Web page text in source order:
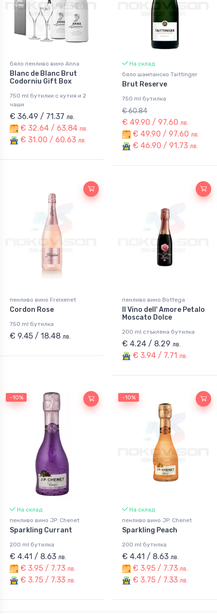
бяло пенливо вино Anna
Blanc de Blanc Brut
Codorniu Gift Box
750 ml бутилки с кутия и 2
чаши
€ 36.49 / 71.37 лв.
€ 32.64 / 63.84 лв.
€ 31.00 / 60.63 лв.
На склад
бяло шампанско Taittinger
Brut Reserve
750 ml бутилка
€ 60.84
€ 49.90 / 97.60 лв.
€ 49.90 / 97.60 лв.
€ 46.90 / 91.73 лв.
пенливо вино Freixenet
Cordon Rose
750 ml бутилка
€ 9.45 / 18.48 лв.
пенливо вино Bottega
Il Vino dell' Amore Petalo
Moscato Dolce
200 ml стъклена бутилка
€ 4.24 / 8.29 лв.
€ 3.94 / 7.71 лв.
-10%
На склад
пенливо вино JP. Chenet
Sparkling Currant
200 ml бутилка
€ 4.41 / 8.63 лв.
€ 3.95 / 7.73 лв.
€ 3.75 / 7.33 лв.
-10%
На склад
пенливо вино JP. Chenet
Sparkling Peach
200 ml бутилка
€ 4.41 / 8.63 лв.
€ 3.95 / 7.73 лв.
€ 3.75 / 7.33 лв.